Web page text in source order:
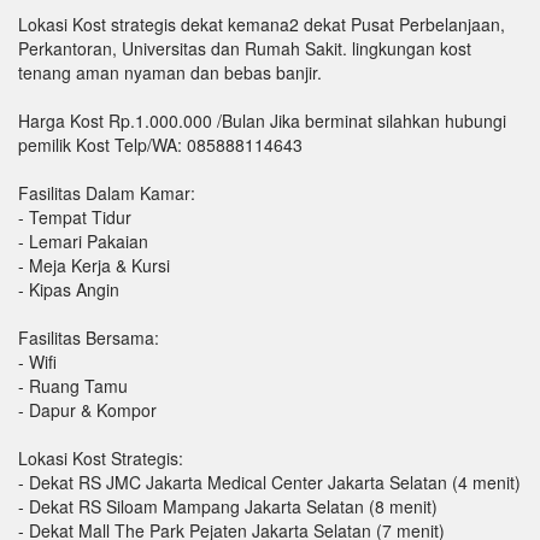
Lokasi Kost strategis dekat kemana2 dekat Pusat Perbelanjaan,
Perkantoran, Universitas dan Rumah Sakit. lingkungan kost
tenang aman nyaman dan bebas banjir.
Harga Kost Rp.1.000.000 /Bulan Jika berminat silahkan hubungi
pemilik Kost Telp/WA: 085888114643
Fasilitas Dalam Kamar:
- Tempat Tidur
- Lemari Pakaian
- Meja Kerja & Kursi
- Kipas Angin
Fasilitas Bersama:
- Wifi
- Ruang Tamu
- Dapur & Kompor
Lokasi Kost Strategis:
- Dekat RS JMC Jakarta Medical Center Jakarta Selatan (4 menit)
- Dekat RS Siloam Mampang Jakarta Selatan (8 menit)
- Dekat Mall The Park Pejaten Jakarta Selatan (7 menit)